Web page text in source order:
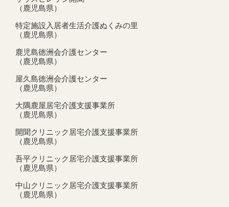
（鹿児島県）
特定施設入居者生活介護ぬくみの里
（鹿児島県）
鹿児島徳洲会介護センター
（鹿児島県）
屋久島徳洲会介護センター
（鹿児島県）
大隅鹿屋居宅介護支援事業所
（鹿児島県）
開聞クリニック居宅介護支援事業所
（鹿児島県）
吾平クリニック居宅介護支援事業所
（鹿児島県）
中山クリニック居宅介護支援事業所
（鹿児島県）